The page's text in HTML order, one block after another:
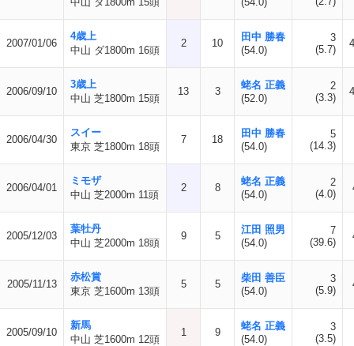
2007/01/06
4歳上
中山 ダ1800m 16頭
2 10
田中 勝春
(54.0)
3
(5.7)
2006/09/10
3歳上
中山 芝1800m 15頭
13 3
蛯名 正義
(52.0)
2
(3.3)
2006/04/30
スイー
東京 芝1800m 18頭
7 18
田中 勝春
(54.0)
5
(14.3)
2006/04/01
ミモザ
中山 芝2000m 11頭
2 8
蛯名 正義
(54.0)
2
(4.0)
2005/12/03
葉牡丹
中山 芝2000m 18頭
9 5
江田 照男
(54.0)
7
(39.6)
2005/11/13
赤松賞
東京 芝1600m 13頭
5 5
柴田 善臣
(54.0)
3
(5.9)
2005/09/10
新馬
中山 芝1600m 12頭
1 9
蛯名 正義
(54.0)
3
(3.5)